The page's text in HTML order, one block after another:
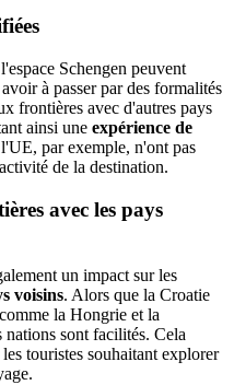
Schengen peuvent
à passer par des formalités
frontières avec d'autres pays
ainsi une expérience de
par exemple, n'ont pas
de la destination.
avec les pays
un impact sur les
voisins. Alors que la Croatie
la Hongrie et la
nations sont facilités. Cela
touristes souhaitant explorer